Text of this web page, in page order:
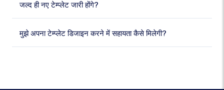
जल्द ही नए टेम्प्लेट जारी होंगे?
मुझे अपना टेम्प्लेट डिजाइन करने में सहायता कैसे मिलेगी?